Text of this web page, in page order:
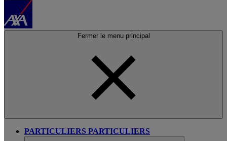
Fermer le menu principal
PARTICULIERS PARTICULIERS